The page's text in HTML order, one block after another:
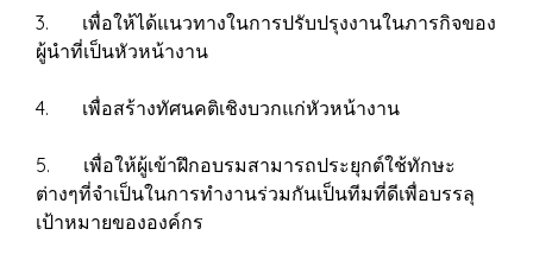
3. เพื่อให้ได้แนวทางในการปรับปรุงงานในภารกิจของ
ผู้นำที่เป็นหัวหน้างาน
4. เพื่อสร้างทัศนคติเชิงบวกแก่หัวหน้างาน
5. เพื่อให้ผู้เข้าฝึกอบรมสามารถประยุกต์ใช้ทักษะ
ต่างๆที่จำเป็นในการทำงานร่วมกันเป็นทีมที่ดีเพื่อบรรลุ
เป้าหมายขององค์กร